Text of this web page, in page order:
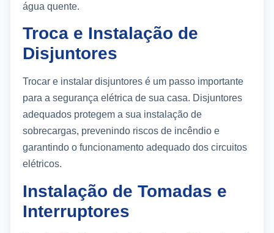
água quente.
Troca e Instalação de
Disjuntores
Trocar e instalar disjuntores é um passo importante
para a segurança elétrica de sua casa. Disjuntores
adequados protegem a sua instalação de
sobrecargas, prevenindo riscos de incêndio e
garantindo o funcionamento adequado dos circuitos
elétricos.
Instalação de Tomadas e
Interruptores